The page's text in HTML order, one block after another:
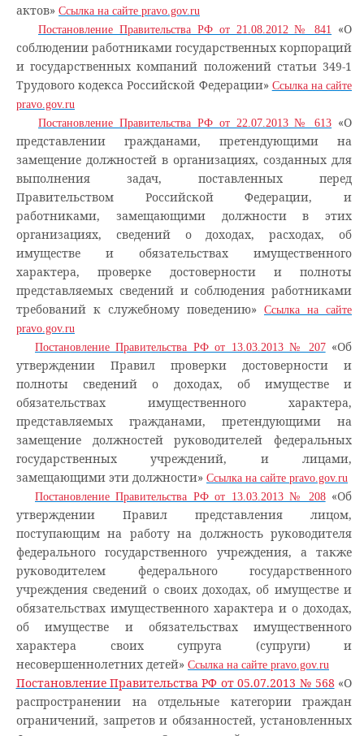
актов» Ссылка на сайте pravo.gov.ru
Постановление Правительства РФ от 21.08.2012 № 841
«О
соблюдении работниками государственных корпораций
и государственных компаний положений статьи 349-1
Трудового кодекса Российской Федерации» Ссылка на сайте
pravo.gov.ru
Постановление Правительства РФ от 22.07.2013 № 613 «О
представлении гражданами, претендующими на
замещение должностей в организациях, созданных для
выполнения задач, поставленных перед
Правительством Российской Федерации, и
работниками, замещающими должности в этих
организациях, сведений о доходах, расходах, об
имуществе и обязательствах имущественного
характера, проверке достоверности и полноты
представляемых сведений и соблюдения работниками
требований к служебному поведению»
Ссылка на сайте
pravo.gov.ru
Постановление Правительства РФ от 13.03.2013 № 207«Об
утверждении Правил проверки достоверности и
полноты сведений о доходах, об имуществе и
обязательствах имущественного характера,
представляемых гражданами, претендующими на
замещение должностей руководителей федеральных
государственных учреждений, и лицами,
замещающими эти должности» Ссылка на сайте pravo.gov.ru
Постановление Правительства РФ от 13.03.2013 № 208«Об
утверждении Правил представления лицом,
поступающим на работу на должность руководителя
федерального государственного учреждения, а также
руководителем федерального государственного
учреждения сведений о своих доходах, об имуществе и
обязательствах имущественного характера и о доходах,
об имуществе и обязательствах имущественного
характера своих супруга (супруги) и
несовершеннолетних детей» Ссылка на сайте pravo.gov.ru
Постановление Правительства РФ от 05.07.2013 № 568«О
распространении на отдельные категории граждан
ограничений, запретов и обязанностей, установленных